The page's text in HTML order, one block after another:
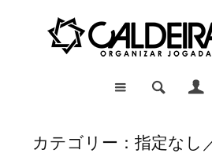
カテゴリー：指定なし